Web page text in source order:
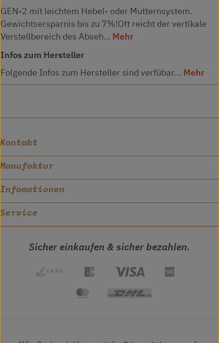
GEN-2 mit leichtem Hebel- oder Mutternsystem.
Gewichtsersparnis bis zu 7%!Oft reicht der vertikale
Verstellbereich des Abseh… Mehr
Infos zum Hersteller
Folgende Infos zum Hersteller sind verfübar... Mehr
Kontakt
Manufaktur
Infomationen
Service
Sicher einkaufen & sicher bezahlen.